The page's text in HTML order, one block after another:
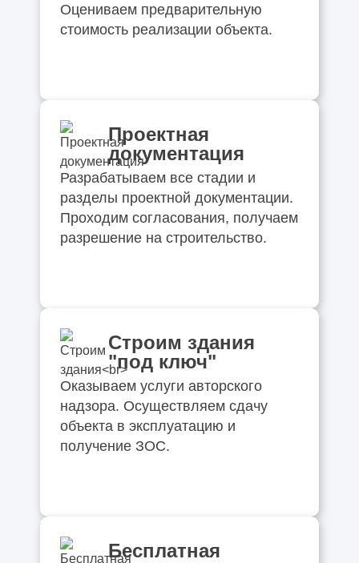
Оцениваем предварительную
стоимость реализации объекта.
Проектная
документация
Разрабатываем все стадии и
разделы проектной документации.
Проходим согласования, получаем
разрешение на строительство.
Строим здания
"под ключ"
Оказываем услуги авторского
надзора. Осуществляем сдачу
объекта в эксплуатацию и
получение ЗОС.
Бесплатная